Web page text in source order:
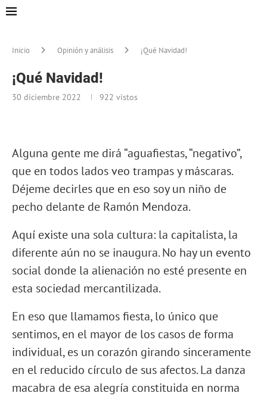
Inicio Opinión y análisis ¡Qué Navidad!
¡Qué Navidad!
30 diciembre 2022 922 vistos
Alguna gente me dirá “aguafiestas, “negativo”,
que en todos lados veo trampas y máscaras.
Déjeme decirles que en eso soy un niño de
pecho delante de Ramón Mendoza.
Aquí existe una sola cultura: la capitalista, la
diferente aún no se inaugura. No hay un evento
social donde la alienación no esté presente en
esta sociedad mercantilizada.
En eso que llamamos fiesta, lo único que
sentimos, en el mayor de los casos de forma
individual, es un corazón girando sinceramente
en el reducido círculo de sus afectos. La danza
macabra de esa alegría constituida en norma